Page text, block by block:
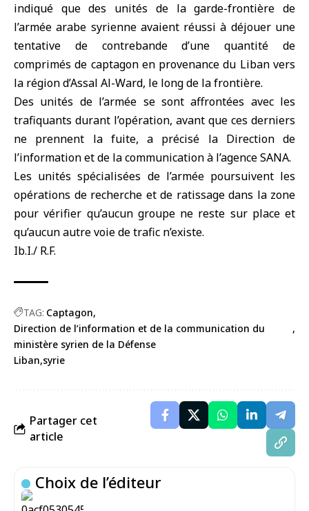
indiqué que des unités de la garde-frontière de
l’armée arabe syrienne avaient réussi à déjouer une
tentative de contrebande d’une quantité de
comprimés de captagonen provenance du Libanvers
la région d’Assal Al-Ward, le long de la frontière.
Des unités de l’armée se sont affrontées avec les
trafiquants durant l’opération, avant que ces derniers
ne prennent la fuite, a précisé la Direction de
l’information et de la communication à l’agence SANA.
Les unités spécialisées de l’armée poursuivent les
opérations de recherche et de ratissage dans la zone
pour vérifier qu’aucun groupe ne reste sur place et
qu’aucun autre voie de trafic n’existe.
Ib.I./ R.F.
TAG: Captagon
Direction de l’information et de la communication du
ministère syrien de la Défense
Liban syrie
Partager cet
article
Choix de l’éditeur